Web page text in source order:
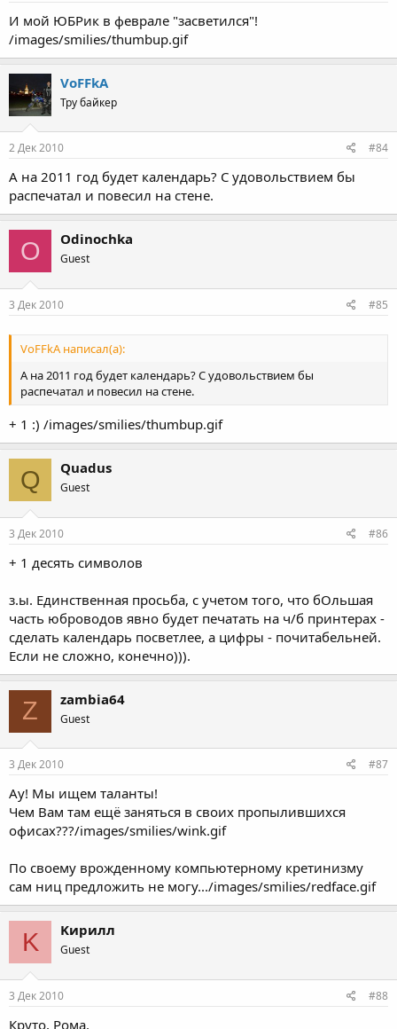
И мой ЮБРик в феврале "засветился"!
/images/smilies/thumbup.gif
VoFFkA
Тру байкер
2 Дек 2010 #84
А на 2011 год будет календарь? С удовольствием бы
распечатал и повесил на стене.
O Odinochka
Guest
3 Дек 2010 #85
VoFFkA написал(а):
А на 2011 год будет календарь? С удовольствием бы
распечатал и повесил на стене.
+ 1 :) /images/smilies/thumbup.gif
Q Quadus
Guest
3 Дек 2010 #86
+ 1 десять символов
з.ы. Единственная просьба, с учетом того, что бОльшая
часть юброводов явно будет печатать на ч/б принтерах -
сделать календарь посветлее, а цифры - почитабельней.
Если не сложно, конечно))).
Z zambia64
Guest
3 Дек 2010 #87
Ау! Мы ищем таланты!
Чем Вам там ещё заняться в своих пропылившихся
офисах???/images/smilies/wink.gif
По своему врожденному компьютерному кретинизму
сам ниц предложить не могу.../images/smilies/redface.gif
K Kирилл
Guest
3 Дек 2010 #88
Круто, Рома.